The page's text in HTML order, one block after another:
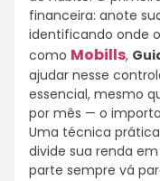
financeira: anote
identificando onde
como Mobills,
ajudar nesse
essencial, mesmo
por mês — o
Uma técnica
divide sua renda
parte sempre vá